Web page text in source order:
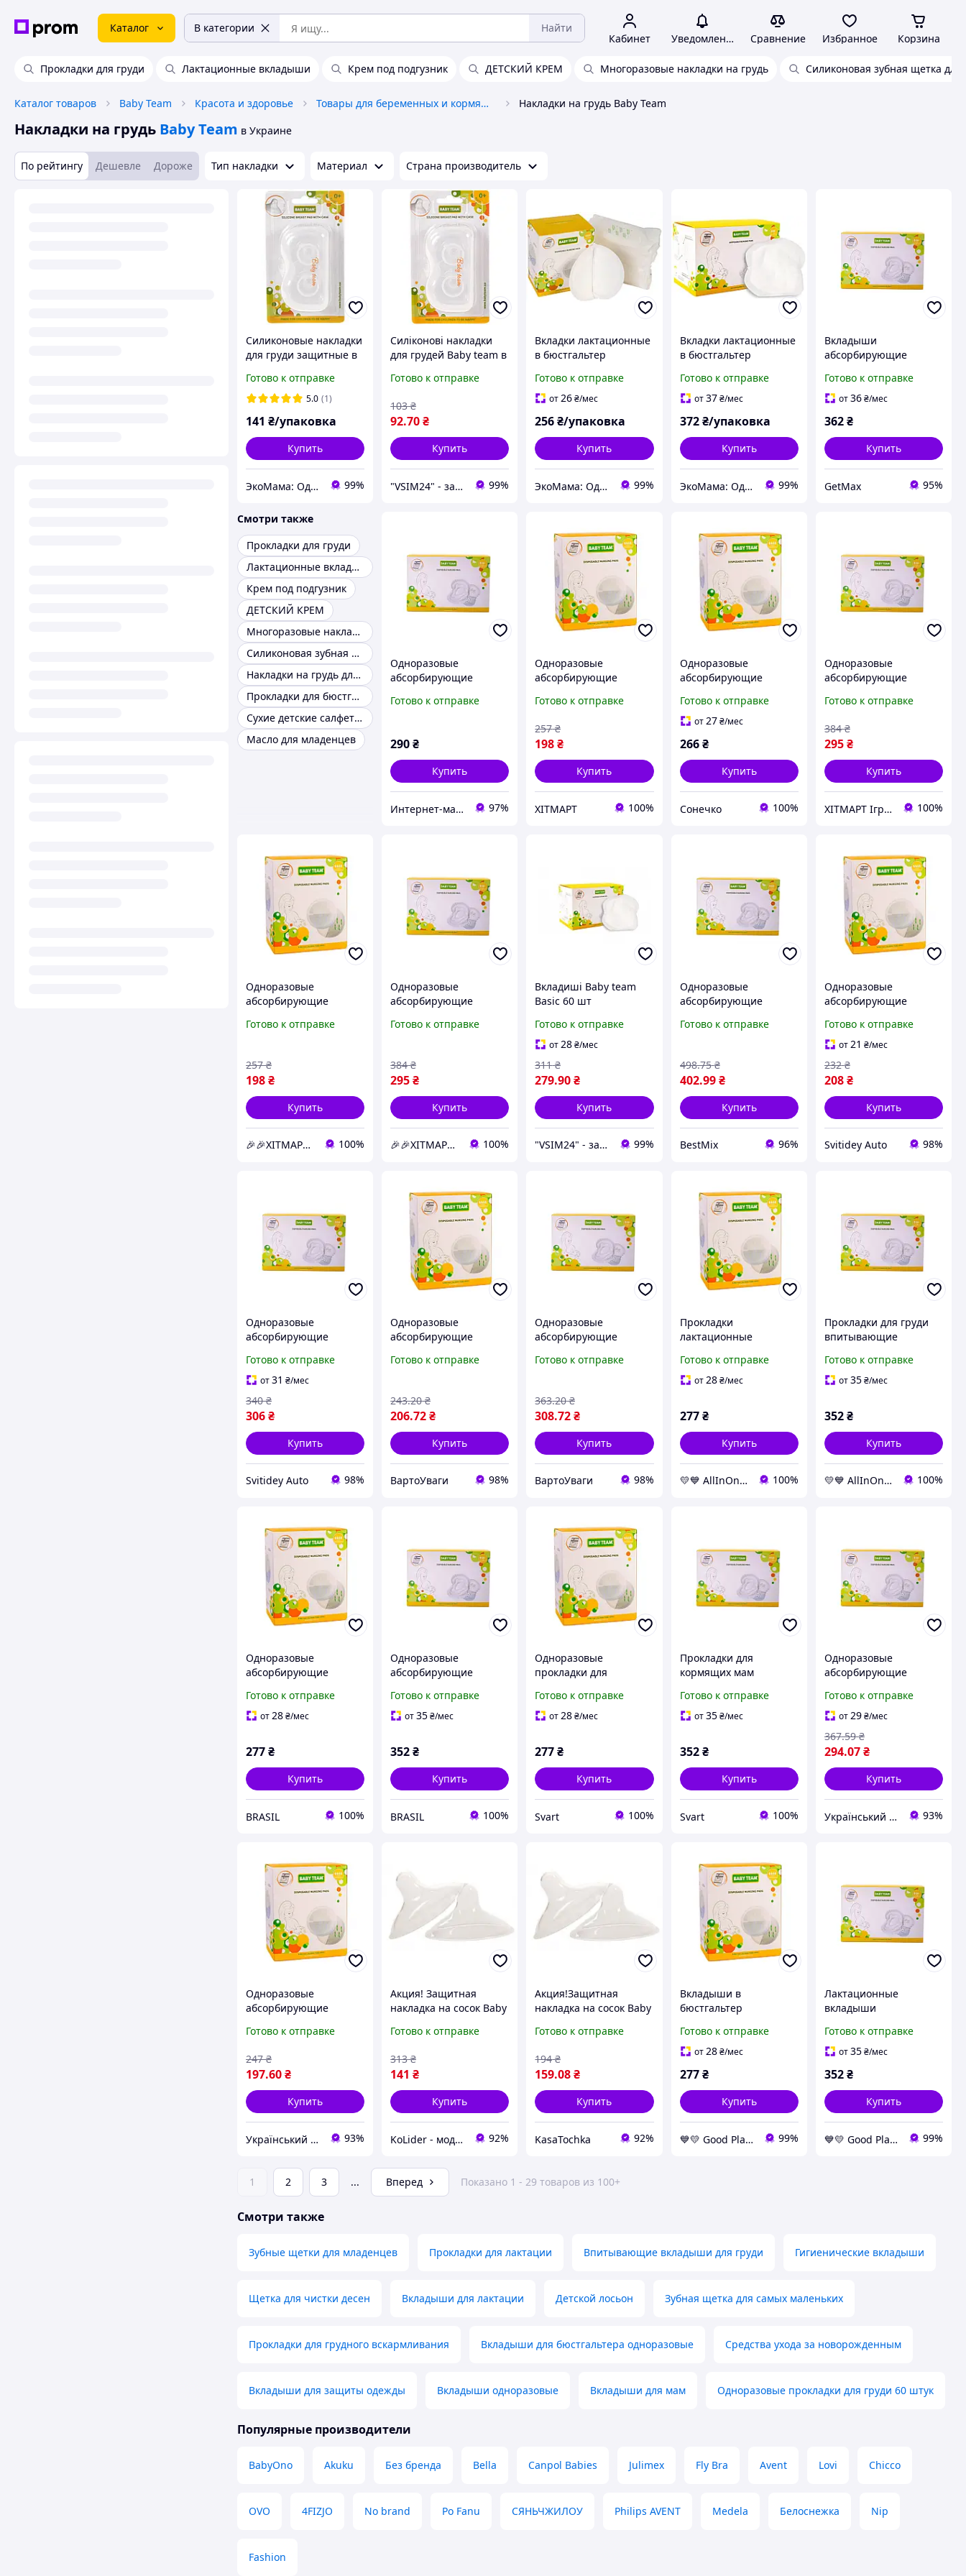
Каталог В категории Найти
Кабинет Уведомления Сравнение Избранное Корзина
Прокладки для груди Лактационные вкладыши Крем под подгузник ДЕТСКИЙ КРЕМ Многоразовые накладки на грудь Силиконовая зубная щетка для
Каталог товаров Baby Team Красота и здоровье Товары для беременных и кормящих Накладки на грудь Baby Team
Накладки на грудь Baby Team в Украине
По рейтингу Дешевле Дороже Тип накладки Материал Страна производитель
Силиконовые накладки
для груди защитные в
грудного
вскармливания
Baby team
Готово к отправке
5.0 (1)
141 ₴/упаковка
Купить
ЭкоМама: Одежда для беременных, белье для кормящих, сумка в роддом, одежда для новорожденных 99%
Силіконові накладки
для грудей Baby team в
Готово к отправке
92.70₴
103 ₴
Купить
"VSIM24" - забота о близких в каждом доме! 99%
Вкладки лактационные
в бюстгальтер
абсорбирующие
суперпоглощающие
шт Baby team
Готово к отправке
от26₴/мес
256₴/упаковка
Купить
ЭкоМама: Одежда для беременных, белье для кормящих, сумка в роддом, одежда для новорожденных 99%
Вкладки лактационные
в бюстгальтер
абсорбирующие
суперпоглощающие
шт Baby team
Готово к отправке
от37 ₴/мес
372 ₴/упаковка
Купить
ЭкоМама: Одежда для беременных, белье для кормящих, сумка в роддом, одежда для новорожденных 99%
Вкладыши
абсорбирующие
TEAM 0025 для
бюстгальтера, 60 шт., в
упаковке
Готово к отправке
от36₴/мес
362₴
Купить
GetMax 95%
Смотри также
Прокладки для груди
Лактационные вкладыши
Крем под подгузник
ДЕТСКИЙ КРЕМ
Многоразовые накладки на грудь
Силиконовая зубная щетка для детей
Накладки на грудь для кормления
Прокладки для бюстгальтера
Сухие детские салфетки
Масло для младенцев
Одноразовые
абсорбирующие
бюстгальтеру 0025, 60
Готово к отправке
290₴
Купить
Интернет-магазин "МОЙ ДОМОВОЙ" 97%
Одноразовые
абсорбирующие
бюстгальтеру 0020, 30
супервпитывающие
Готово к отправке
198₴
257 ₴
Купить
ХІТМАРТ 100%
Одноразовые
абсорбирующие
бюстгальтеру 0020, 30
штук
SUNNY
Готово к отправке
от27 ₴/мес
266 ₴
Купить
Сонечко 100%
Одноразовые
абсорбирующие
бюстгальтеру 0025, 60
Готово к отправке
295₴
384 ₴
Купить
ХІТМАРТ Іграшки 100%
Одноразовые
абсорбирующие
бюстгальтеру 0020, 30
ХІТМАРТ Kids
Готово к отправке
198₴
257 ₴
Купить
🎉🎉ХІТМАРТ Kids 100%
Одноразовые
абсорбирующие
бюстгальтеру 0025, 60
Готово к отправке
295₴
384 ₴
Купить
🎉🎉ХІТМАРТ Kids 100%
Вкладиші Baby team
Basic 60 шт
Готово к отправке
от28₴/мес
279.90₴
311 ₴
Купить
"VSIM24" - забота о близких в каждом доме! 99%
Одноразовые
абсорбирующие
вискоза 60 шт Белые
Готово к отправке
402.99 ₴
498.75 ₴
Купить
BestMix 96%
Одноразовые
абсорбирующие
0020, 30 штук
супервпитывающие
Готово к отправке
от 21 ₴/мес
208₴
232 ₴
Купить
Svitidey Auto 98%
Одноразовые
абсорбирующие
бюстгальтера 0025, 60
штук
Готово к отправке
от31 ₴/мес
306₴
340 ₴
Купить
Svitidey Auto 98%
Одноразовые
абсорбирующие
бюстгальтеру 0020, 30
супервпитывающие
VRT
Готово к отправке
206.72₴
243.20 ₴
Купить
ВартоУваги 98%
Одноразовые
абсорбирующие
бюстгальтеру 0025, 60
Готово к отправке
308.72₴
363.20 ₴
Купить
ВартоУваги 98%
Прокладки
лактационные
для бюстгальтера, 30
штук AllInOne -market-
Готово к отправке
от28 ₴/мес
277 ₴
Купить
💛💙 AllInOne - находи все необходимое в одном магазине! 100%
Прокладки для груди
впитывающие
штук AllInOne -market-
without-queues-
Готово к отправке
от35₴/мес
352₴
Купить
💛💙 AllInOne - находи все необходимое в одном магазине! 100%
Одноразовые
абсорбирующие
бюстгальтеру 0020, 30
штук
:BRASIL:
Готово к отправке
от28₴/мес
277₴
Купить
BRASIL 100%
Одноразовые
абсорбирующие
бюстгальтеру 0025, 60
штук :BRASIL:
Готово к отправке
от35₴/мес
352₴
Купить
BRASIL 100%
Одноразовые
прокладки для
штук, эффективно
впитывающие /Svart/ -
life-
Готово к отправке
от28₴/мес
277₴
Купить
Svart 100%
Прокладки для
кормящих мам
гигиенические 0025, 60
штук /Svart/ -stunning-
Готово к отправке
от35 ₴/мес
352 ₴
Купить
Svart 100%
Одноразовые
абсорбирующие
бюстгальтеру , 60 штук
ukr koshik (41-339-85)
Готово к отправке
от29₴/мес
294.07₴
367.59 ₴
Купить
Український Кошик 93%
Одноразовые
абсорбирующие
бюстгальтеру , 30 штук
ukr koshik (41-339-85)
Готово к отправке
197.60₴
247 ₴
Купить
Український Кошик 93%
Акция! Защитная
накладка на сосок Baby
шт (0030) - По лучшей
Готово к отправке
141 ₴
313 ₴
Купить
KoLider - модный магазин 92%
Акция!Защитная
накладка на сосок Baby
шт (0030)/скупайся на
Готово к отправке
159.08₴
194 ₴
Купить
KasaTochka 92%
Вкладыши в
бюстгальтер
одноразовые, арт.
0020, 30 шт GoodPlace -
Готово к отправке
от28 ₴/мес
277 ₴
Купить
💙💛 Good Place 99%
Лактационные
вкладыши
абсорбирующие 0025,
60 штук GoodPlace -
Готово к отправке
от35₴/мес
352₴
Купить
💙💛 Good Place 99%
1 2 3 ... Вперед Показано 1 - 29 товаров из 100+
Смотри также
Зубные щетки для младенцев Прокладки для лактации Впитывающие вкладыши для груди Гигиенические вкладыши
Щетка для чистки десен Вкладыши для лактации Детской лосьон Зубная щетка для самых маленьких
Прокладки для грудного вскармливания Вкладыши для бюстгальтера одноразовые Средства ухода за новорожденным
Вкладыши для защиты одежды Вкладыши одноразовые Вкладыши для мам Одноразовые прокладки для груди 60 штук
Популярные производители
BabyOno Akuku Без бренда Bella Canpol Babies Julimex Fly Bra Avent Lovi Chicco
OVO 4FIZJO No brand Po Fanu СЯНЬЧЖИЛОУ Philips AVENT Medela Белоснежка Nip
Fashion